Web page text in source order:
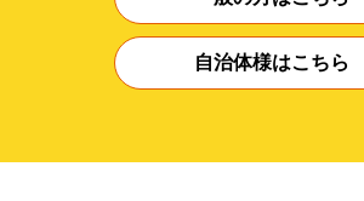
自治体様はこちら